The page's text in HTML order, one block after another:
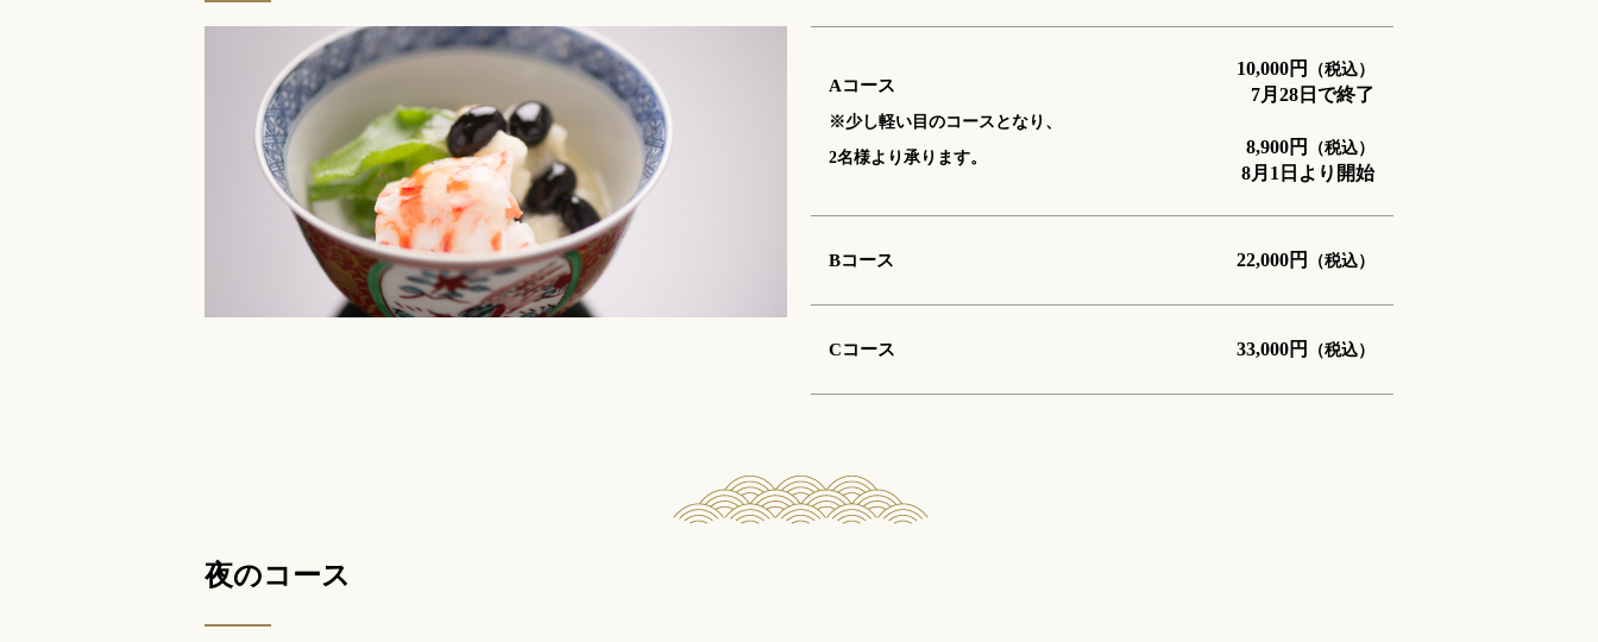
Aコース
※少し軽い目のコースとなり、
2名様より承ります。
10,000円 （税込）
7月28日で終了
8,900円 （税込）
8月1日より開始
Bコース 22,000円 （税込）
Cコース 33,000円 （税込）
夜のコース